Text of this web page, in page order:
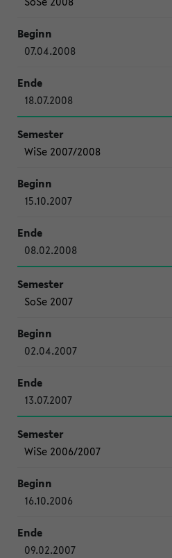
07.04.2008
18.07.2008
WiSe 2007/2008
15.10.2007
08.02.2008
SoSe 2007
02.04.2007
13.07.2007
WiSe 2006/2007
16.10.2006
09.02.2007